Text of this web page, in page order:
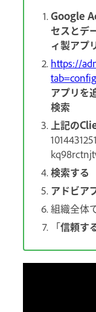
Google
セスとデ
ィ製アプ
https://
アプリを
検索
上記の
検索する
アドビア
組織全体
「信頼す